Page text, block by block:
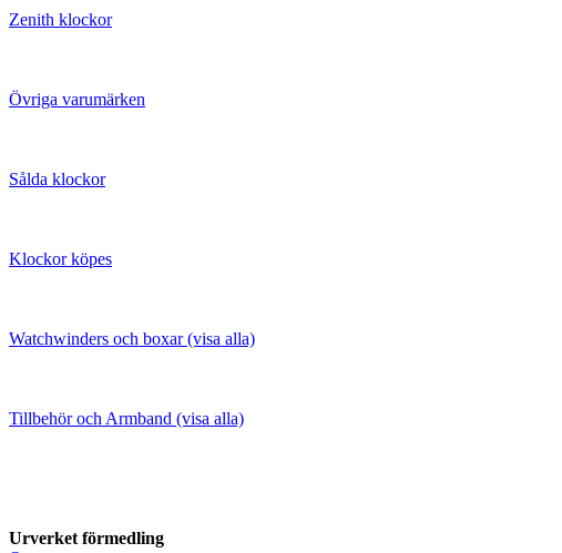
Zenith klockor
Övriga varumärken
Sålda klockor
Klockor köpes
Watchwinders och boxar (visa alla)
Tillbehör och Armband (visa alla)
Urverket förmedling